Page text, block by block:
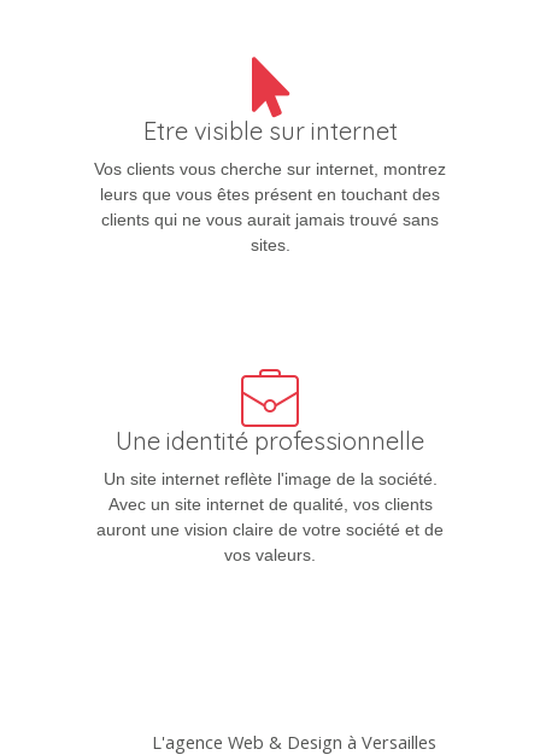
Etre visible sur internet
Vos clients vous cherche sur internet, montrez
leurs que vous êtes présent en touchant des
clients qui ne vous aurait jamais trouvé sans
sites.
Une identité professionnelle
Un site internet reflète l'image de la société.
Avec un site internet de qualité, vos clients
auront une vision claire de votre société et de
vos valeurs.
L'agence Web & Design à Versailles